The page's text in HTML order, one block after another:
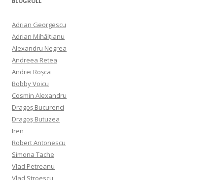
Adrian Georgescu
Adrian Mihălțianu
Alexandru Negrea
Andreea Retea
Andrei Roșca
Bobby Voicu
Cosmin Alexandru
Dragoș Bucurenci
Dragoș Butuzea
Iren
Robert Antonescu
Simona Tache
Vlad Petreanu
Vlad Stroescu